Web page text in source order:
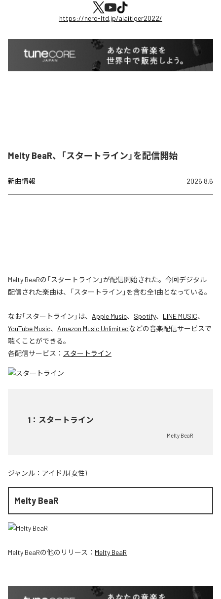
https://nero-ltd.jp/aiaitiger2022/
Melty BeaR、「スタートライン」を配信開始
新曲情報 2026.8.6
Melty BeaRの「スタートライン」が配信開始された。今回デジタル
配信された楽曲は、「スタートライン」を含む全1曲となっている。
なお「スタートライン 」は、 Apple Music、 Spotify、 LINE MUSIC、
YouTube Music、 Amazon Music Unlimitedなどの音楽配信サービスで
聴くことができる。
各配信サービス： スタートライン
1 ： スタートライン
Melty BeaR
ジャンル： アイドル(女性)
Melty BeaR
Melty BeaRの他のリリース： Melty BeaR